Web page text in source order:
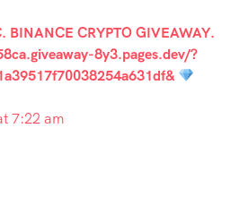
BINANCE CRYPTO GIVEAWAY.
8y3.pages.dev/?
7:22 am